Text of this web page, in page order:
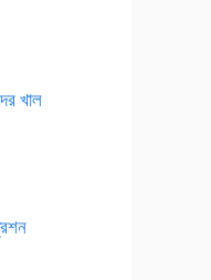
খাল